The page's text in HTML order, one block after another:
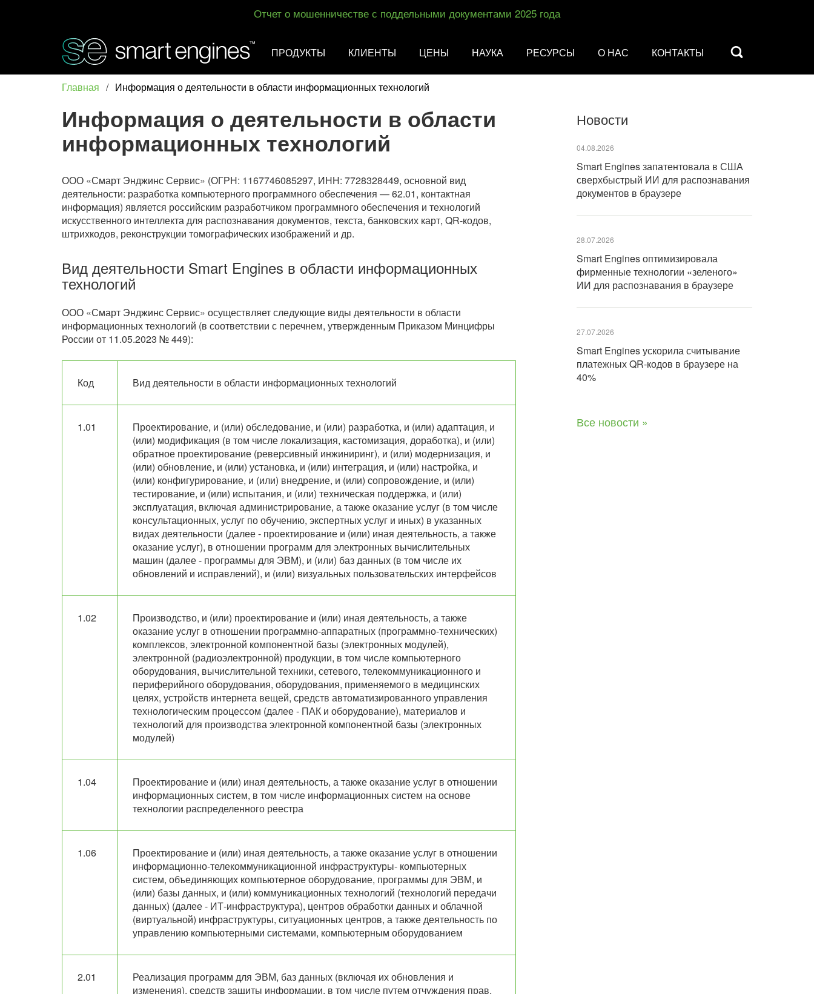
Отчет о мошенничестве с поддельными документами 2025 года
ПРОДУКТЫ КЛИЕНТЫ ЦЕНЫ НАУКА РЕСУРСЫ О НАС КОНТАКТЫ
Главная / Информация о деятельности в области информационных технологий
Информация о деятельности в области
информационных технологий
ООО «Смарт Энджинс Сервис» (ОГРН: 1167746085297, ИНН: 7728328449, основной вид
деятельности: разработка компьютерного программного обеспечения — 62.01, контактная
информация) является российским разработчиком программного обеспечения и технологий
искусственного интеллекта для распознавания документов, текста, банковских карт, QR-кодов,
штрихкодов, реконструкции томографических изображений и др.
Вид деятельности Smart Engines в области информационных
технологий
ООО «Смарт Энджинс Сервис» осуществляет следующие виды деятельности в области
информационных технологий (в соответствии с перечнем, утвержденным Приказом Минцифры
России от 11.05.2023 № 449):
Код Вид деятельности в области информационных технологий
1.01
Проектирование, и (или) обследование, и (или) разработка, и (или) адаптация, и
(или) модификация (в том числе локализация, кастомизация, доработка), и (или)
обратное проектирование (реверсивный инжиниринг), и (или) модернизация, и
(или) обновление, и (или) установка, и (или) интеграция, и (или) настройка, и
(или) конфигурирование, и (или) внедрение, и (или) сопровождение, и (или)
тестирование, и (или) испытания, и (или) техническая поддержка, и (или)
эксплуатация, включая администрирование, а также оказание услуг (в том числе
консультационных, услуг по обучению, экспертных услуг и иных) в указанных
видах деятельности (далее - проектирование и (или) иная деятельность, а также
оказание услуг), в отношении программ для электронных вычислительных
машин (далее - программы для ЭВМ), и (или) баз данных (в том числе их
обновлений и исправлений), и (или) визуальных пользовательских интерфейсов
1.02
Производство, и (или) проектирование и (или) иная деятельность, а также
оказание услуг в отношении программно-аппаратных (программно-технических)
комплексов, электронной компонентной базы (электронных модулей),
электронной (радиоэлектронной) продукции, в том числе компьютерного
оборудования, вычислительной техники, сетевого, телекоммуникационного и
периферийного оборудования, оборудования, применяемого в медицинских
целях, устройств интернета вещей, средств автоматизированного управления
технологическим процессом (далее - ПАК и оборудование), материалов и
технологий для производства электронной компонентной базы (электронных
модулей)
1.04
Проектирование и (или) иная деятельность, а также оказание услуг в отношении
информационных систем, в том числе информационных систем на основе
технологии распределенного реестра
1.06
Проектирование и (или) иная деятельность, а также оказание услуг в отношении
информационно-телекоммуникационной инфраструктуры- компьютерных
систем, объединяющих компьютерное оборудование, программы для ЭВМ, и
(или) базы данных, и (или) коммуникационных технологий (технологий передачи
данных) (далее - ИТ-инфраструктура), центров обработки данных и облачной
(виртуальной) инфраструктуры, ситуационных центров, а также деятельность по
управлению компьютерными системами, компьютерным оборудованием
2.01
Реализация программ для ЭВМ, баз данных (включая их обновления и
изменения), средств защиты информации, в том числе путем отчуждения прав,
Новости
04.08.2026
Smart Engines запатентовала в США
сверхбыстрый ИИ для распознавания
документов в браузере
28.07.2026
Smart Engines оптимизировала
фирменные технологии «зеленого»
ИИ для распознавания в браузере
27.07.2026
Smart Engines ускорила считывание
платежных QR-кодов в браузере на
40%
Все новости »